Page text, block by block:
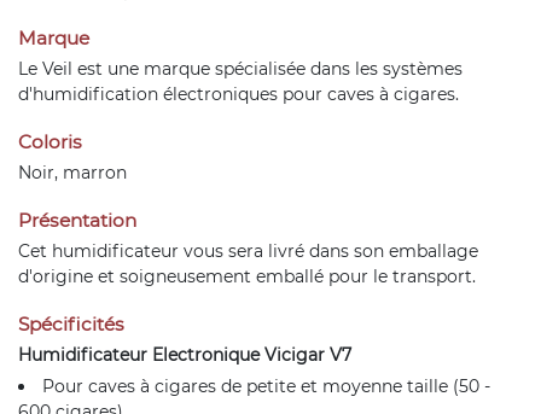
Marque
Le Veil est une marque spécialisée dans les systèmes
d'humidification électroniques pour caves à cigares.
Coloris
Noir, marron
Présentation
Cet humidificateur vous sera livré dans son emballage
d'origine et soigneusement emballé pour le transport.
Spécificités
Humidificateur Electronique Vicigar V7
Pour caves à cigares de petite et moyenne taille (50 -